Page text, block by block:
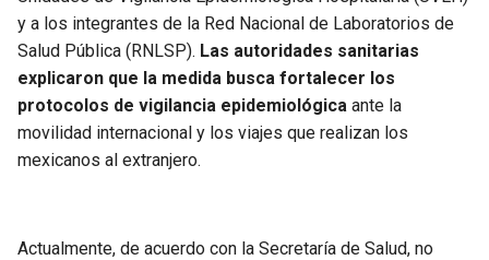
y a los integrantes de la Red Nacional de Laboratorios de
Salud Pública (RNLSP). Las autoridades sanitarias
explicaron que la medida busca fortalecer los
protocolos de vigilancia epidemiológica ante la
movilidad internacional y los viajes que realizan los
mexicanos al extranjero.
Actualmente, de acuerdo con la Secretaría de Salud, no